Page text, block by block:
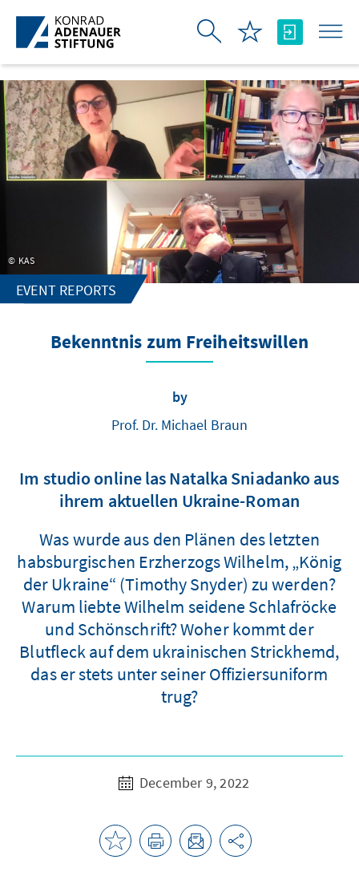
Skip to Main Content
KAS
EVENT REPORTS
Bekenntnis zum Freiheitswillen
by
Prof. Dr. Michael Braun
Im studio online las Natalka Sniadanko aus
ihrem aktuellen Ukraine-Roman
Was wurde aus den Plänen des letzten
habsburgischen Erzherzogs Wilhelm, „König
der Ukraine“ (Timothy Snyder) zu werden?
Warum liebte Wilhelm seidene Schlafröcke
und Schönschrift? Woher kommt der
Blutfleck auf dem ukrainischen Strickhemd,
das er stets unter seiner Offiziersuniform
trug?
December 9, 2022